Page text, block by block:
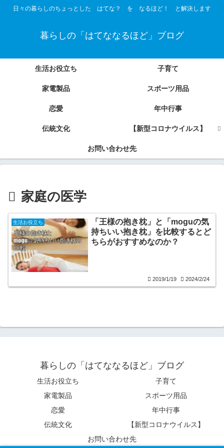
日々の暮らしのちょっとした はてな？ を なるほど！ と解決します
暮らしの「はてななるほど」ブログ
生活お役立ち 子育て
家電製品 スポーツ用品
恋愛 年中行事
伝統文化 【新型コロナウイルス】
お問い合わせ先
家庭の医学
生活お役立ち
「王様の抱き枕」と「moguの気
持ちいい抱き枕」を比較するとど
ちらがおすすめなのか？
2019/1/19 2024/2/24
暮らしの「はてななるほど」ブログ
生活お役立ち
子育て
家電製品
スポーツ用品
恋愛
年中行事
伝統文化
【新型コロナウイルス】
お問い合わせ先